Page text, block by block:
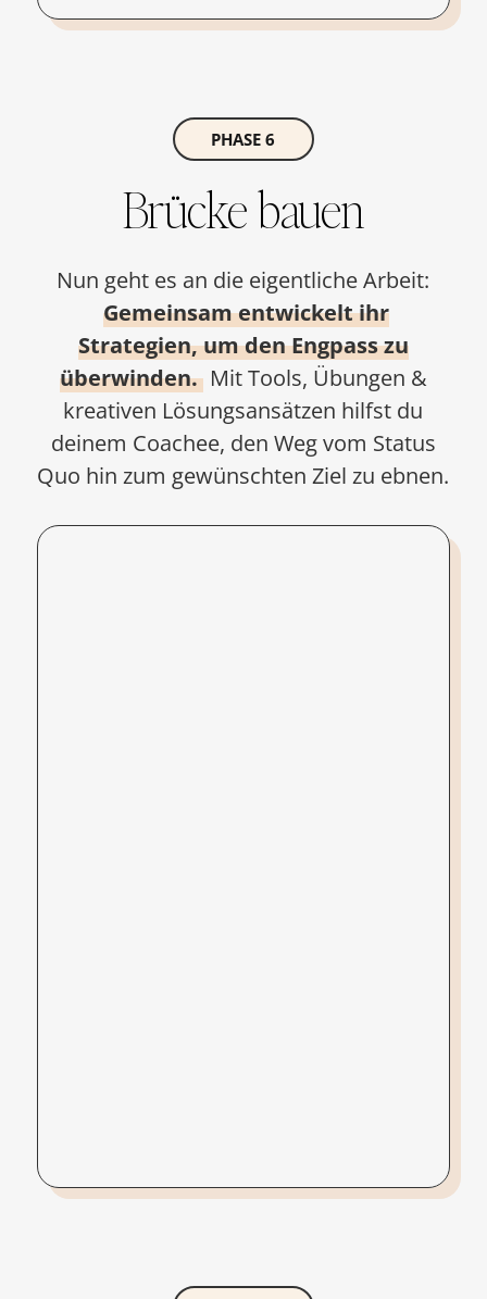
PHASE 6
Brücke bauen
Nun geht es an die eigentliche Arbeit:
Gemeinsam entwickelt ihr
Strategien, um den Engpass zu
überwinden. Mit Tools, Übungen &
kreativen Lösungsansätzen hilfst du
deinem Coachee, den Weg vom Status
Quo hin zum gewünschten Ziel zu ebnen.